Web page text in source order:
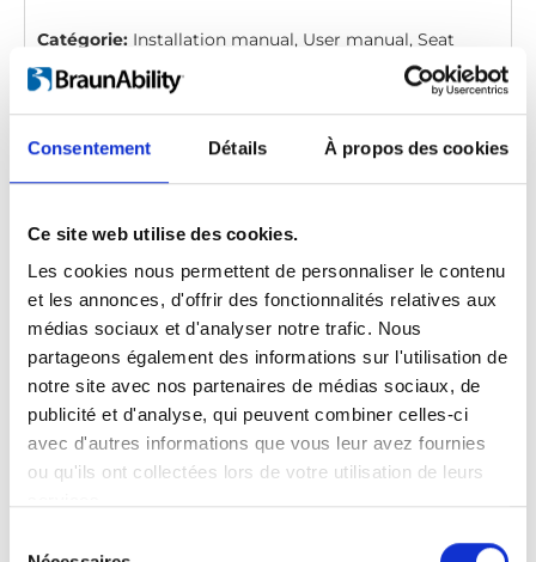
Consentement Détails À propos des cookies
Ce site web utilise des cookies.
Les cookies nous permettent de personnaliser le contenu
et les annonces, d'offrir des fonctionnalités relatives aux
médias sociaux et d'analyser notre trafic. Nous
partageons également des informations sur l'utilisation de
notre site avec nos partenaires de médias sociaux, de
publicité et d'analyse, qui peuvent combiner celles-ci
avec d'autres informations que vous leur avez fournies
ou qu'ils ont collectées lors de votre utilisation de leurs
Catégorie: Installation manual, User manual, Seat
Locker
Carony 16: User manual
manual_All_Screen.pdf
Edition / révision:
7
Taille:10,97 MB
Date:2025-08-27 Document n° art.:427206
Langue:English, German, French, Swedish, Spanish,
Italian